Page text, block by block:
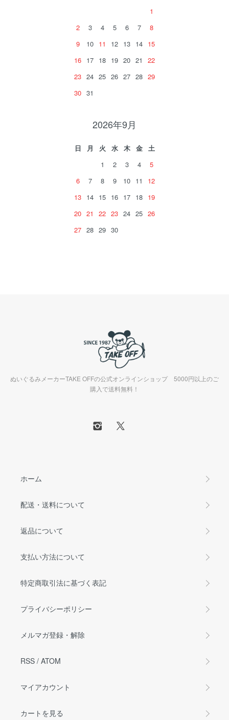
1
2
3 4 5 6 7
8
9
10 11 12 13 14 15
16 17 18 19 20 21
22
23 24 25 26 27 28 29
30 31
2026年9月
日 月 火 水 木 金
土
1
2 3 4
5
6
7 8 9 10 11
12
13 14 15 16 17 18 19
20 21 22 23 24 25 26
27 28 29 30
ぬいぐるみメーカーTAKE OFFの公式オンラインショップ 5000円以上のご
購入で送料無料！
ホーム
配送・送料について
返品について
支払い方法について
特定商取引法に基づく表記
プライバシーポリシー
メルマガ登録・解除
RSS / ATOM
マイアカウント
カートを見る